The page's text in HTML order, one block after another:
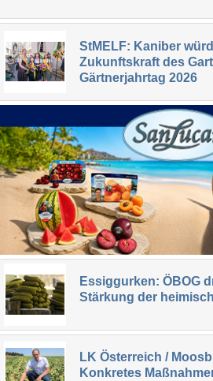
StMELF: Kaniber
Zukunftskraft des
Gärtnerjahrtag 2026
Essiggurken: ÖBOG
Stärkung der
LK Österreich /
Konkretes